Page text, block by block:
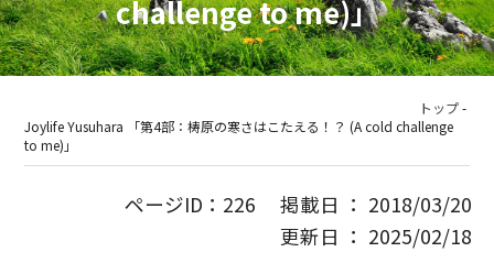
challenge to me)」
トップ-
Joylife Yusuhara 「第4部：梼原の寒さはこたえる！？ (A cold challenge
to me)」
ページID：226 掲載日 ： 2018/03/20
更新日 ： 2025/02/18